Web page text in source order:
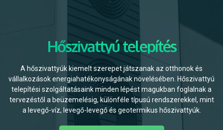
Hőszivattyú telepítés
A hőszivattyúk kiemelt szerepet játszanak az otthonok és
vállalkozások energiahatékonyságának növelésében. Hőszivattyú
telepítési szolgáltatásaink minden lépést magukban foglalnak a
tervezéstől a beüzemelésig, különféle típusú rendszerekkel, mint
a levegő-víz, levegő-levegő és geotermikus hőszivattyúk.